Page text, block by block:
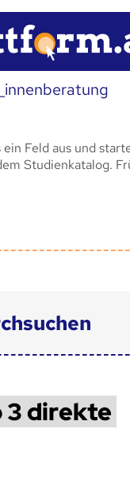
Feld aus und
Studienkatalog.
3 direkte